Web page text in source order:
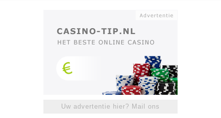
Uw advertentie hier? Mail ons